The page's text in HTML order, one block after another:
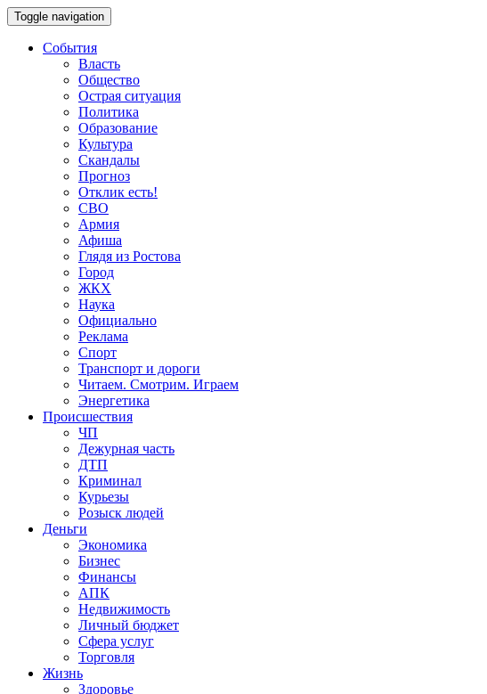
Toggle navigation
События
Власть
Общество
Острая ситуация
Политика
Образование
Культура
Скандалы
Прогноз
Отклик есть!
СВО
Армия
Афиша
Глядя из Ростова
Город
ЖКХ
Наука
Официально
Реклама
Спорт
Транспорт и дороги
Читаем. Смотрим. Играем
Энергетика
Происшествия
ЧП
Дежурная часть
ДТП
Криминал
Курьезы
Розыск людей
Деньги
Экономика
Бизнес
Финансы
АПК
Недвижимость
Личный бюджет
Сфера услуг
Торговля
Жизнь
Здоровье